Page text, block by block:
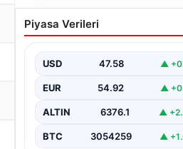
Muğla Yatağan’da
yangını
Piyasa Verileri
USD 47.58 ▲
EUR 54.92 ▲
ALTIN 6376.1 ▲
BTC 3054259 ▲